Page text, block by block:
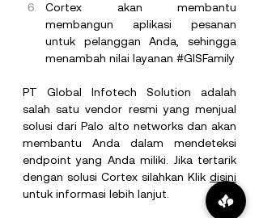
Cortex akan membantu
membangun aplikasi pesanan
untuk pelanggan Anda, sehingga
menambah nilai layanan #GISFamily
PT Global Infotech Solution adalah
salah satu vendor resmi yang menjual
solusi dari Palo alto networks dan akan
membantu Anda dalam mendeteksi
endpoint yang Anda miliki. Jika tertarik
dengan solusi Cortex silahkan Klik disini
untuk informasi lebih lanjut.